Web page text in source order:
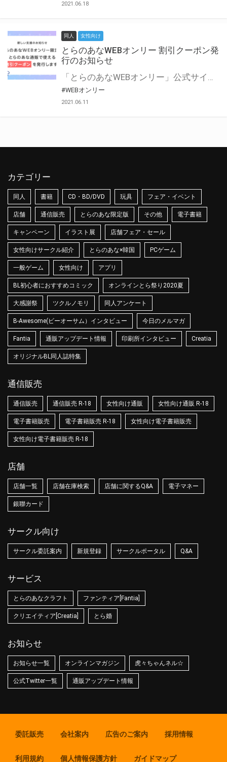
2021.06.18
同人 女性向け
とらのあなWEBオンリー 割引クーポン発
行のお知らせ
「とらのあなWEBオンリー」公式サイトでとらのあな通販の「割引クーポン」を配布中！ イベントごとに開催当日限定で使える割引クーポンのシリアルコードを発行します。 とらのあなWEBオンリーのページをチェックして、イベント当日にお得にお買い物を楽しみましょう♪ ※本キャンペーンは予告なく終了する場合がございます。 とらのあなWEBオンリーサイトはこちら
#WEBオンリー
2021.06.11
カテゴリー
同人 書籍 CD・BD/DVD 玩具 フェア・イベント
店舗 通信販売 とらのあな限定版 その他 電子書籍
キャンペーン イラスト展 店舗フェア・セール
女性向けサークル紹介 とらのあな×韓国 PCゲーム
一般ゲーム 女性向け アプリ
BL初心者におすすめコミック オンラインとら祭り2020夏
大感謝祭 ツクルノモリ 同人アンケート
B-Awesome(ビーオーサム）インタビュー 今日のメルマガ
Fantia 通販アップデート情報 印刷所インタビュー Creatia
オリジナルBL同人誌特集
通信販売
通信販売 通信販売 R-18 女性向け通販 女性向け通販 R-18
電子書籍販売 電子書籍販売 R-18 女性向け電子書籍販売
女性向け電子書籍販売 R-18
店舗
店舗一覧 店舗在庫検索 店舗に関するQ&A 電子マネー
銀聯カード
サークル向け
サークル委託案内 新規登録 サークルポータル Q&A
サービス
とらのあなクラフト ファンティア[Fantia]
クリエイティア[Creatia] とら婚
お知らせ
お知らせ一覧 オンラインマガジン 虎々ちゃんネル☆
公式Twitter一覧 通販アップデート情報
委託販売 会社案内 広告のご案内 採用情報
利用規約 個人情報保護方針 ガイドマップ